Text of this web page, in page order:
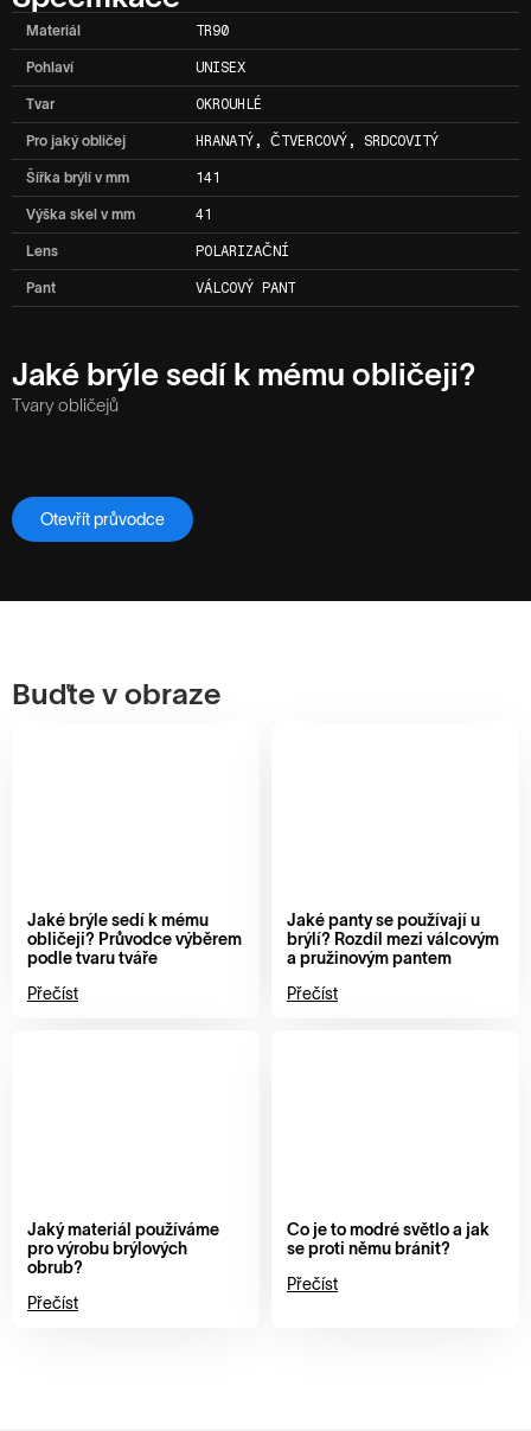
Materiál TR90
Pohlaví UNISEX
Tvar OKROUHLÉ
Pro jaký obličej HRANATÝ, ČTVERCOVÝ, SRDCOVITÝ
Šířka brýlí v mm 141
Výška skel v mm 41
Lens POLARIZAČNÍ
Pant VÁLCOVÝ PANT
Jaké brýle sedí k mému obličeji?
Tvary obličejů
Otevřít průvodce
Buďte v obraze
Jaké brýle sedí k mému
obličeji? Průvodce výběrem
podle tvaru tváře
Přečíst
Jaké panty se používají u
brýlí? Rozdíl mezi válcovým
a pružinovým pantem
Přečíst
Jaký materiál používáme
pro výrobu brýlových
obrub?
Přečíst
Co je to modré světlo a jak
se proti němu bránit?
Přečíst